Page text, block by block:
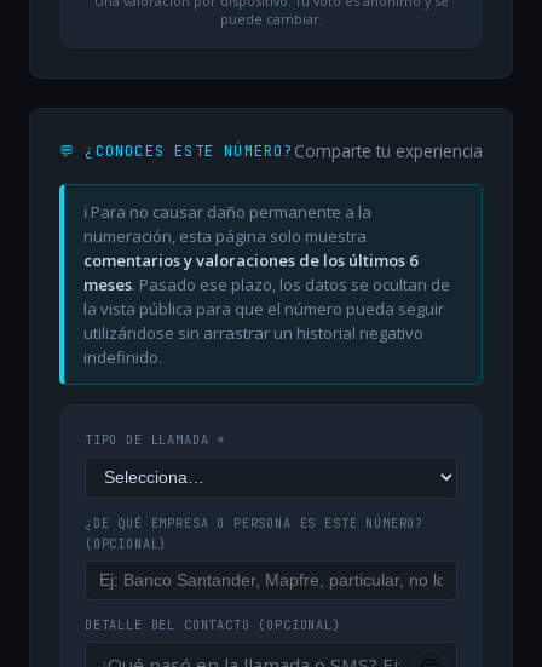
puede cambiar.
💬 ¿CONOCES ESTE NÚMERO? Comparte tu experiencia
ℹ️ Para no causar daño permanente a la
numeración, esta página solo muestra
comentarios y valoraciones de los últimos 6
meses. Pasado ese plazo, los datos se ocultan de
la vista pública para que el número pueda seguir
utilizándose sin arrastrar un historial negativo
indefinido.
TIPO DE LLAMADA *
¿DE QUÉ EMPRESA O PERSONA ES ESTE NÚMERO?
(OPCIONAL)
DETALLE DEL CONTACTO (OPCIONAL)